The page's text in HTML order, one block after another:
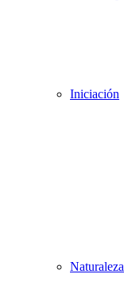
Iniciación
Naturaleza